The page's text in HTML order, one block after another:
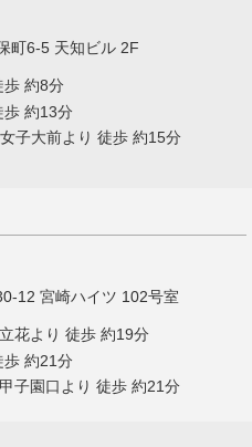
町6-5 天知ビル 2F
歩 約8分
歩 約13分
子大前より 徒歩 約15分
12 宮崎ハイツ 102号室
花より 徒歩 約19分
歩 約21分
子園口より 徒歩 約21分